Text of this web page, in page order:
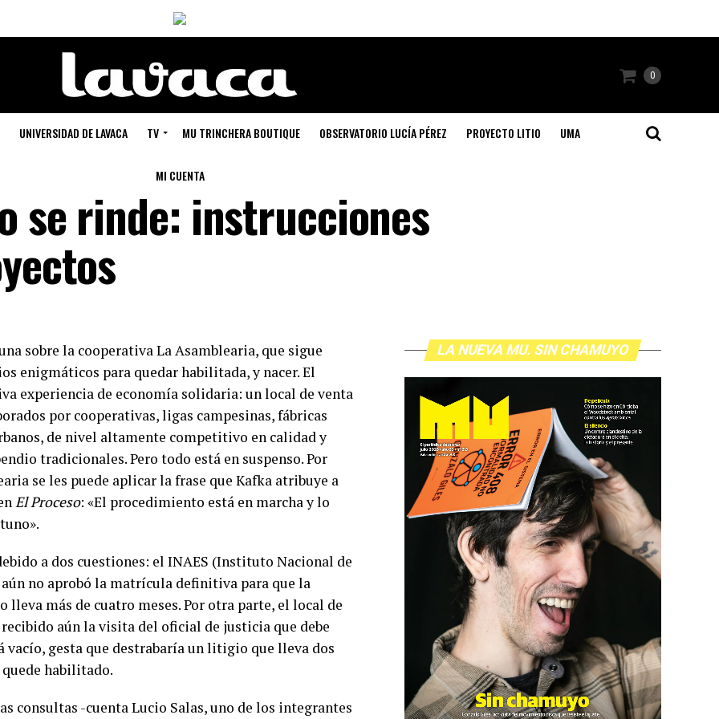
0
UNIVERSIDAD DE LAVACA TV MU TRINCHERA BOUTIQUE OBSERVATORIO LUCÍA PÉREZ PROYECTO LITIO UMA
MI CUENTA
se rinde: instrucciones
sobre la cooperativa La Asamblearia, que sigue
enigmáticos para quedar habilitada, y nacer. El
experiencia de economía solidaria: un local de venta
por cooperativas, ligas campesinas, fábricas
de nivel altamente competitivo en calidad y
tradicionales. Pero todo está en suspenso. Por
se les puede aplicar la frase que Kafka atribuye a
El Proceso: «El procedimiento está en marcha y lo
a dos cuestiones: el INAES (Instituto Nacional de
no aprobó la matrícula definitiva para que la
lleva más de cuatro meses. Por otra parte, el local de
aún la visita del oficial de justicia que debe
vacío, gesta que destrabaría un litigio que lleva dos
habilitado.
consultas -cuenta Lucio Salas, uno de los integrantes
LA NUEVA MU. SIN CHAMUYO